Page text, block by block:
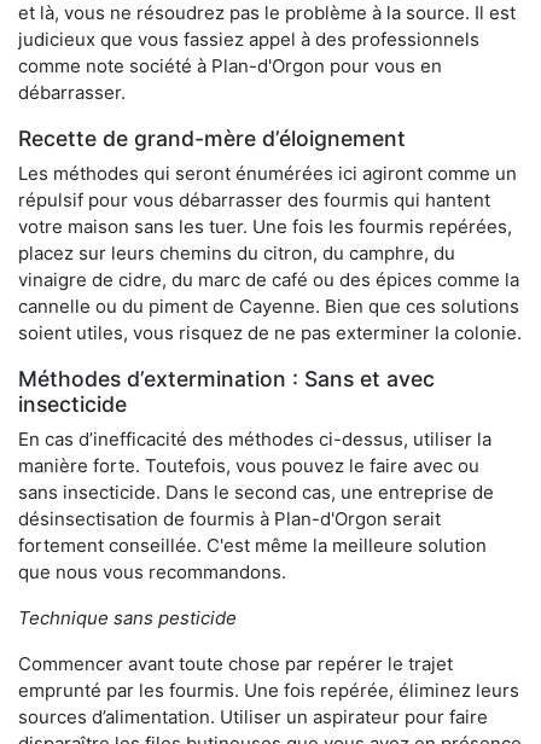
et là, vous ne résoudrez pas le problème à la source. Il est
judicieux que vous fassiez appel à des professionnels
comme note société à Plan-d'Orgon pour vous en
débarrasser.
Recette de grand-mère d’éloignement
Les méthodes qui seront énumérées ici agiront comme un
répulsif pour vous débarrasser des fourmis qui hantent
votre maison sans les tuer. Une fois les fourmis repérées,
placez sur leurs chemins du citron, du camphre, du
vinaigre de cidre, du marc de café ou des épices comme la
cannelle ou du piment de Cayenne. Bien que ces solutions
soient utiles, vous risquez de ne pas exterminer la colonie.
Méthodes d’extermination : Sans et avec
insecticide
En cas d’inefficacité des méthodes ci-dessus, utiliser la
manière forte. Toutefois, vous pouvez le faire avec ou
sans insecticide. Dans le second cas, une entreprise de
désinsectisation de fourmis à Plan-d'Orgon serait
fortement conseillée. C'est même la meilleure solution
que nous vous recommandons.
Technique sans pesticide
Commencer avant toute chose par repérer le trajet
emprunté par les fourmis. Une fois repérée, éliminez leurs
sources d’alimentation. Utiliser un aspirateur pour faire